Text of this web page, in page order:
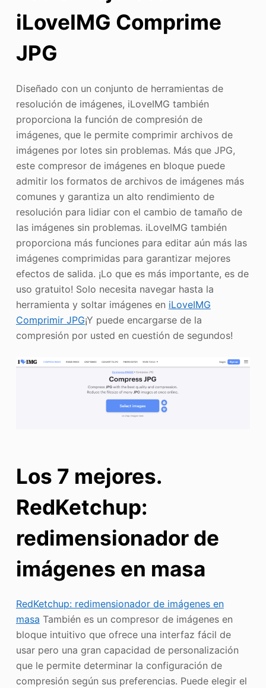
iLoveIMG Comprime
JPG
Diseñado con un conjunto de herramientas de
resolución de imágenes, iLoveIMG también
proporciona la función de compresión de
imágenes, que le permite comprimir archivos de
imágenes por lotes sin problemas. Más que JPG,
este compresor de imágenes en bloque puede
admitir los formatos de archivos de imágenes más
comunes y garantiza un alto rendimiento de
resolución para lidiar con el cambio de tamaño de
las imágenes sin problemas. iLoveIMG también
proporciona más funciones para editar aún más las
imágenes comprimidas para garantizar mejores
efectos de salida. ¡Lo que es más importante, es de
uso gratuito! Solo necesita navegar hasta la
herramienta y soltar imágenes en iLoveIMG
Comprimir JPG¡Y puede encargarse de la
compresión por usted en cuestión de segundos!
Los 7 mejores.
RedKetchup:
redimensionador de
imágenes en masa
RedKetchup: redimensionador de imágenes en
masa También es un compresor de imágenes en
bloque intuitivo que ofrece una interfaz fácil de
usar pero una gran capacidad de personalización
que le permite determinar la configuración de
compresión según sus preferencias. Puede elegir el